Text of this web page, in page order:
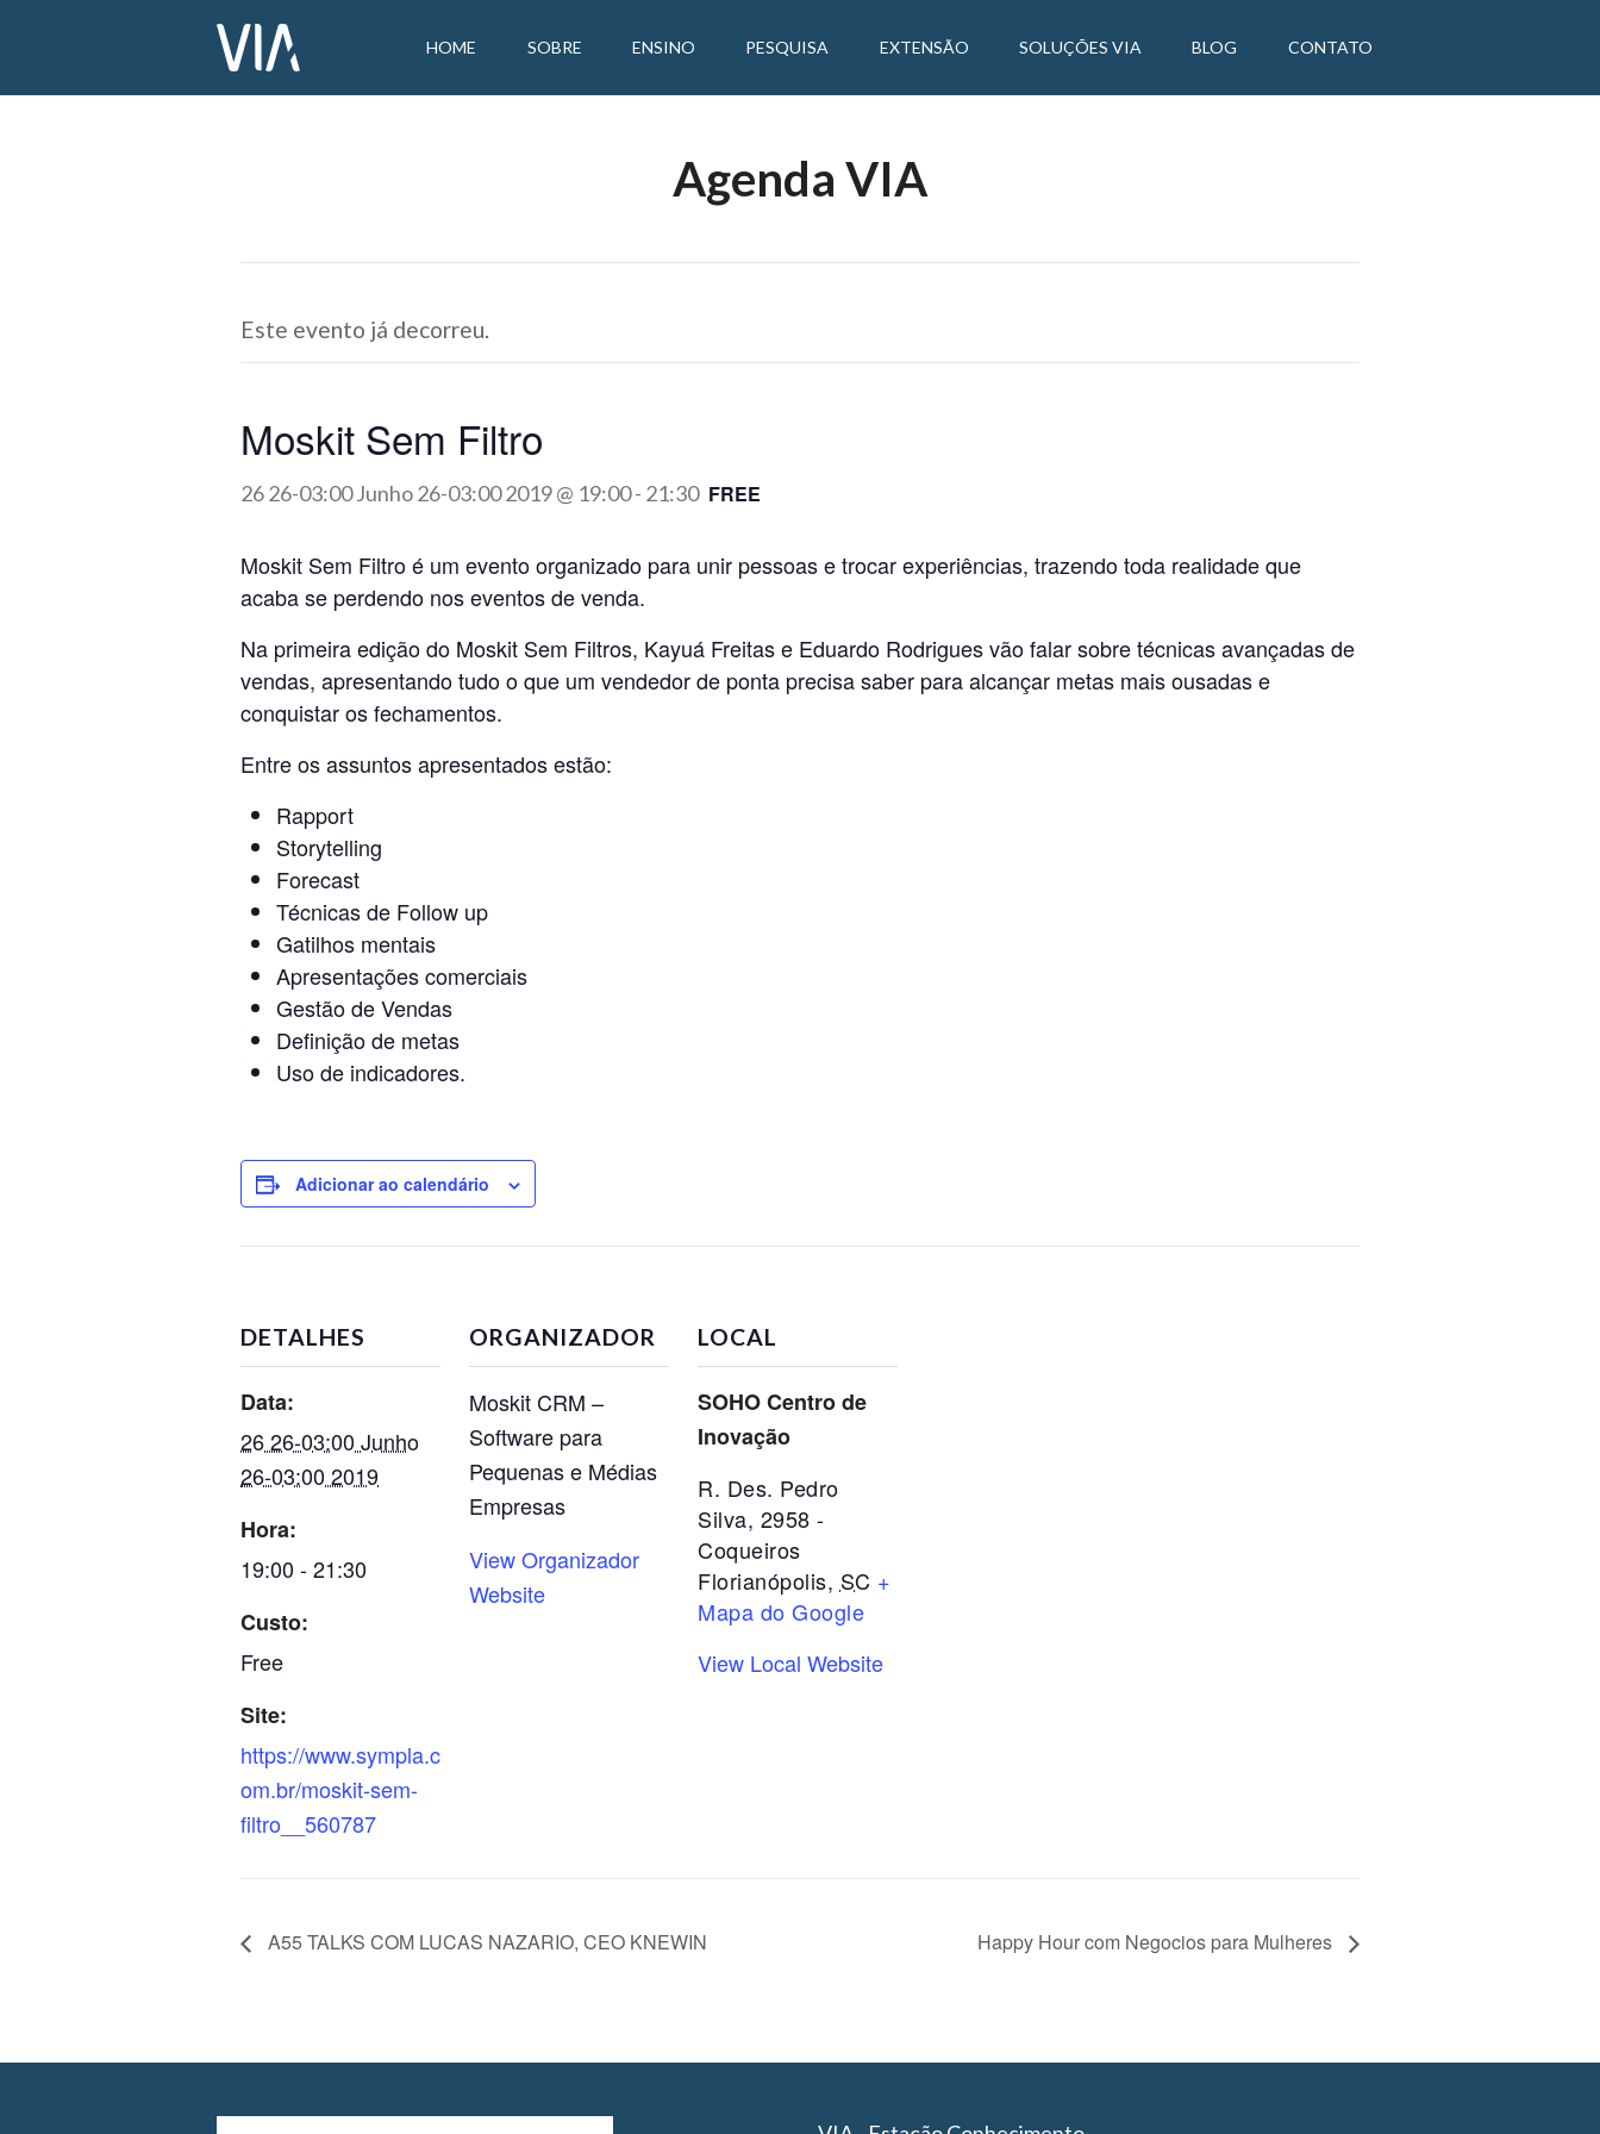
HOME SOBRE ENSINO PESQUISA EXTENSÃO SOLUÇÕES VIA BLOG CONTATO
Agenda VIA
Este evento já decorreu.
Moskit Sem Filtro
26 26-03:00 Junho 26-03:00 2019 @ 19:00- 21:30 FREE
Moskit Sem Filtroé um evento organizado para unir pessoas e trocar experiências, trazendo toda realidade que
acaba se perdendo nos eventos de venda.
Na primeira edição do Moskit Sem Filtros, Kayuá Freitas e Eduardo Rodrigues vão falar sobre técnicas avançadas de
vendas, apresentando tudo o que um vendedor de ponta precisa saber para alcançar metas mais ousadas e
conquistar os fechamentos.
Entre os assuntos apresentados estão:
Rapport
Storytelling
Forecast
Técnicas de Follow up
Gatilhos mentais
Apresentações comerciais
Gestão de Vendas
Definição de metas
Uso de indicadores.
Adicionar ao calendário
DETALHES
Data:
26 26-03:00 Junho
26-03:00 2019
Hora:
19:00 - 21:30
Custo:
Free
Site:
https://www.sympla.c
om.br/moskit-sem-
filtro__560787
ORGANIZADOR
Moskit CRM –
Software para
Pequenas e Médias
Empresas
View Organizador
Website
LOCAL
SOHO Centro de
Inovação
R. Des. Pedro
Silva, 2958 -
Coqueiros
Florianópolis, SC +
Mapa do Google
View Local Website
A55 TALKS COM LUCAS NAZARIO, CEO KNEWIN Happy Hour com Negocios para Mulheres